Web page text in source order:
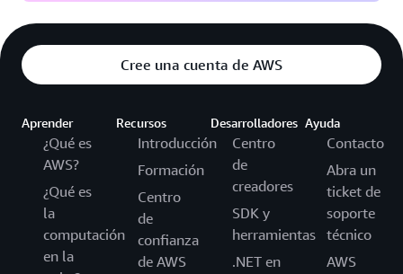
Cree una cuenta de AWS
Aprender
¿Qué es
AWS?
¿Qué es
la
computación
en la
Recursos
Introducción
Formación
Centro
de
confianza
de AWS
Desarrolladores
Centro
de
creadores
SDK y
herramientas
.NET en
Ayuda
Contacto
Abra un
ticket de
soporte
técnico
AWS